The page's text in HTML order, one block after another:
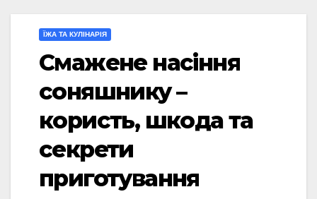
ЇЖА ТА КУЛІНАРІЯ
Смажене насіння
соняшнику –
користь, шкода та
секрети
приготування